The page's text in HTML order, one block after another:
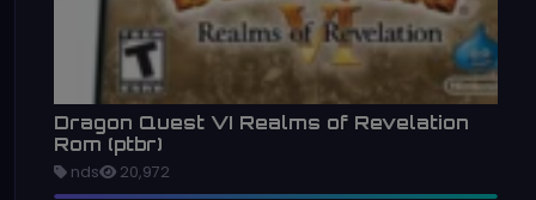
Dragon Quest VI Realms of Revelation
Rom (ptbr)
nds 20,972